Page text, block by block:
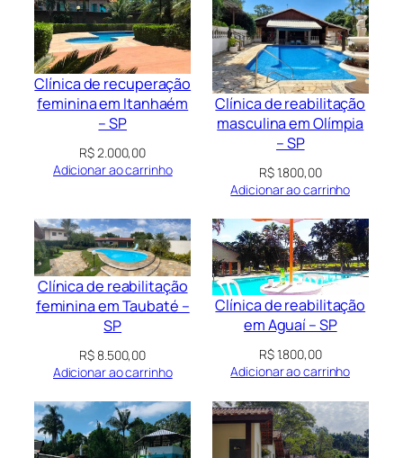
Clínica de recuperação
feminina em Itanhaém
– SP
R$2.000,00
Adicionar ao carrinho
Clínica de reabilitação
masculina em Olímpia
– SP
R$1.800,00
Adicionar ao carrinho
Clínica de reabilitação
feminina em Taubaté –
SP
R$8.500,00
Adicionar ao carrinho
Clínica de reabilitação
em Aguaí – SP
R$1.800,00
Adicionar ao carrinho